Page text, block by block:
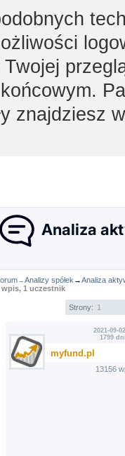
znajdziesz
Analiza
→Analizy spółek →Analiza
wpis, 1 uczestnik
Strony: 1
2021-09-
1799
myfund.pl
13156